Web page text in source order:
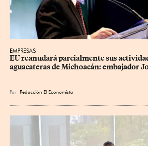
EMPRESAS
EU reanudará parcialmente sus
aguacateras de Michoacán: embajador
Por Redacción El Economista